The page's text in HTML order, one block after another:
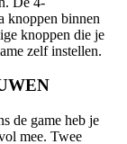
knoppen binnen
knoppen die je
zelf instellen.
de game heb je
mee. Twee